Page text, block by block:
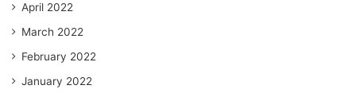
April 2022
March 2022
February 2022
January 2022